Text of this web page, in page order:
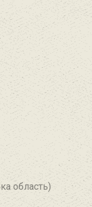
область)